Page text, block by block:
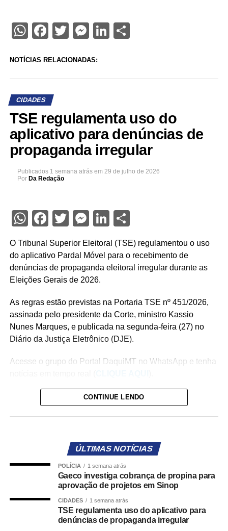
WhatsApp
Facebook
Twitter
Messenger
LinkedIn
Share
NOTÍCIAS RELACIONADAS:
CIDADES
TSE regulamenta uso do
aplicativo para denúncias de
propaganda irregular
Publicados 1 semana atrás em 29 de julho de 2026
Por Da Redação
WhatsApp
Facebook
Twitter
Messenger
LinkedIn
Share
O Tribunal Superior Eleitoral (TSE) regulamentou o uso
do aplicativo Pardal Móvel para o recebimento de
denúncias de propaganda eleitoral irregular durante as
Eleições Gerais de 2026.
As regras estão previstas na Portaria TSE nº 451/2026,
assinada pelo presidente da Corte, ministro Kassio
Nunes Marques, e publicada na segunda-feira (27) no
Diário da Justiça Eletrônico (DJE).
Acesse o grupo do Portal DaquiMT no WhatsApp e tenha
A ferramenta estará disponível a partir de 16 de agosto,
data de início da propaganda eleitoral, e permitirá que
exercício do poder de polícia sobre a propaganda
O objetivo é facilitar a participação da sociedade na
fiscalização do cumprimento das regras eleitorais,
tornando mais ágil o encaminhamento de informações
sobre eventuais irregularidades.
CONTINUE LENDO
ÚLTIMAS NOTÍCIAS
POLÍCIA 1 semana atrás
Gaeco investiga cobrança de propina para
aprovação de projetos em Sinop
CIDADES 1 semana atrás
TSE regulamenta uso do aplicativo para
denúncias de propaganda irregular